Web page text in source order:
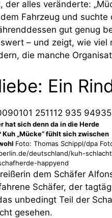
alles veränderte:
Fahrzeug und
gut genug
– und zeigt, wie viel
die manche
Ein
hat sich denn da in die Herde
„Mücke“ fühlt sich zwischen
Foto: Thomas Schippl/dpa
deutschland/kuh-
happyend
dem Schäfer
Schäfer, der
unbedingt Teil der
gesehen.